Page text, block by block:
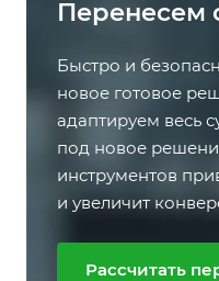
Перенесем
Быстро и
новое готовое
адаптируем весь
под новое
инструментов
и увеличит
Рассчитать